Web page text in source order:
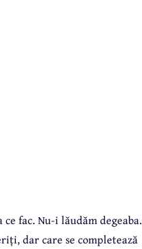
fac. Nu-i lăudăm degeaba.
dar care se completează